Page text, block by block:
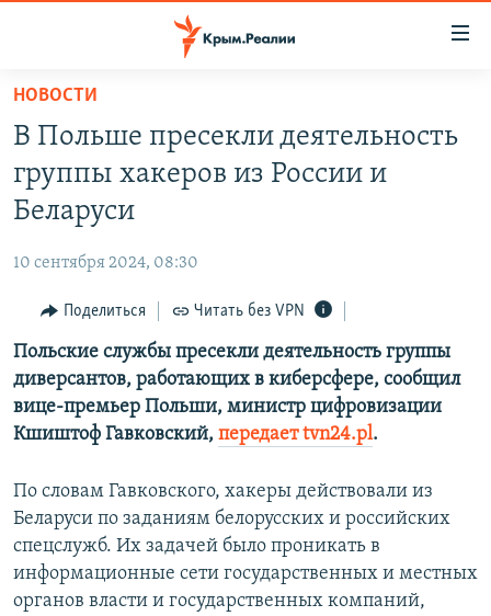
Вернуться
основному
содержанию
Вернутся
главной
навигации
Вернутся
поиску
11 ЛЕТ ОККУПАЦИИ КРЫМА. 11 ИСТОРИЙ СОПРОТИВЛЕНИЯ
ВОДА
ЕЩЕ
ИНТЕРАКТИВ
ИНФОГРАФИКА
ТЕЛЕПРОЕКТ КРЫМ.РЕАЛИИ
СОВЕТЫ ПРАВОЗАЩИТНИКОВ
ПОБЕДИТЕЛЕЙ НЕ СУДЯТ?
КРЫМ.НЕПОКОРЕННЫЙ
РАДІО СВОБОДА
КАК ОБОЙТИ БЛОКИРОВКУ
Українською
Qırımtatar
ПРИСОЕДИНЯЙТЕСЬ!
НОВОСТИ
В Польше пресекли деятельность
группы хакеров из России и
Беларуси
10 сентября 2024, 08:30
Поделиться Читать без VPN
Польские службы пресекли деятельность группы
диверсантов, работающих в киберсфере, сообщил
вице-премьер Польши, министр цифровизации
Кшиштоф Гавковский, передает tvn24.pl.
По словам Гавковского, хакеры действовали из
Беларуси по заданиям белорусских и российских
спецслужб. Их задачей было проникать в
информационные сети государственных и местных
органов власти и государственных компаний,